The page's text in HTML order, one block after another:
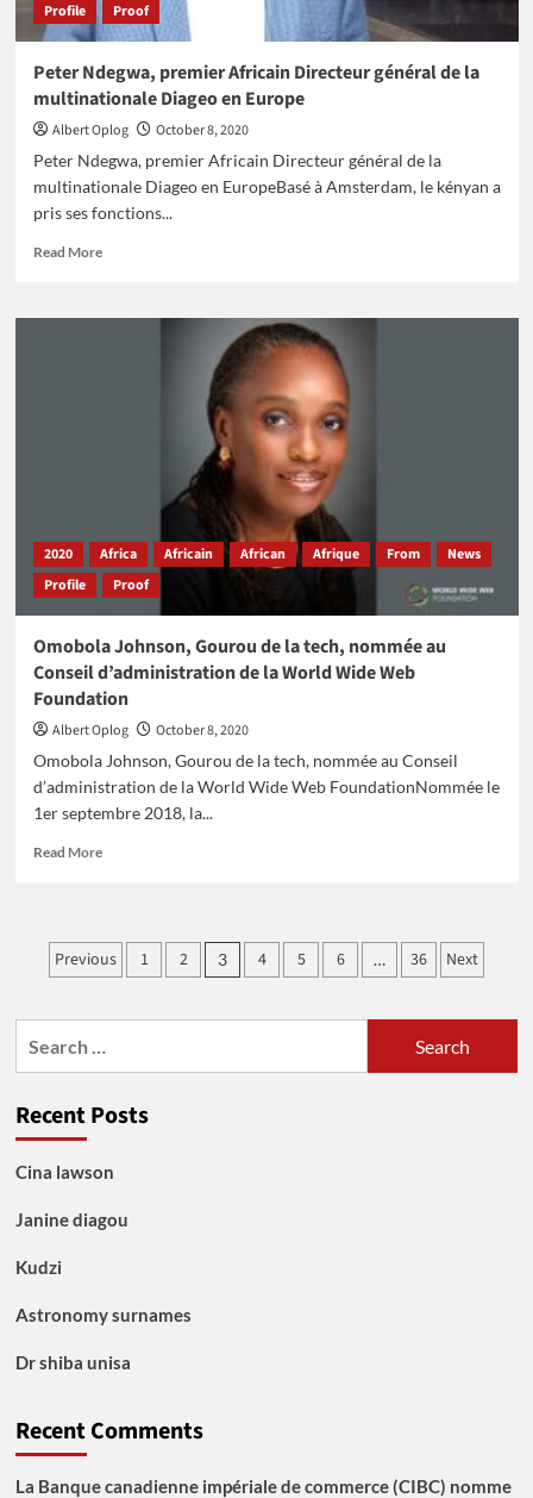
Profile
Proof
Peter Ndegwa, premier Africain Directeur général de la
multinationale Diageo en Europe
Albert Oplog
October 8, 2020
Peter Ndegwa, premier Africain Directeur général de la
multinationale Diageo en EuropeBasé à Amsterdam, le kényan a
pris ses fonctions...
Read MoreRead
Peter
multinationale
en
Europe
2020 Africa Africain African Afrique From
News
Profile
Proof
Omobola Johnson, Gourou de la tech, nommée au
Conseil d’administration de la World Wide Web
Foundation
Albert Oplog
October 8, 2020
Omobola Johnson, Gourou de la tech, nommée au Conseil
d’administration de la World Wide Web FoundationNommée le
1er septembre 2018, la...
Read MoreRead
Johnson,
Gourou de
au
Conseil
de
World
Foundation
Posts
Previous 1 2 3 4 5 6 … 36 Next
Recent Posts
Cina lawson
Janine diagou
Kudzi
Astronomy surnames
Dr shiba unisa
Recent Comments
La Banque canadienne impériale de commerce (CIBC) nomme